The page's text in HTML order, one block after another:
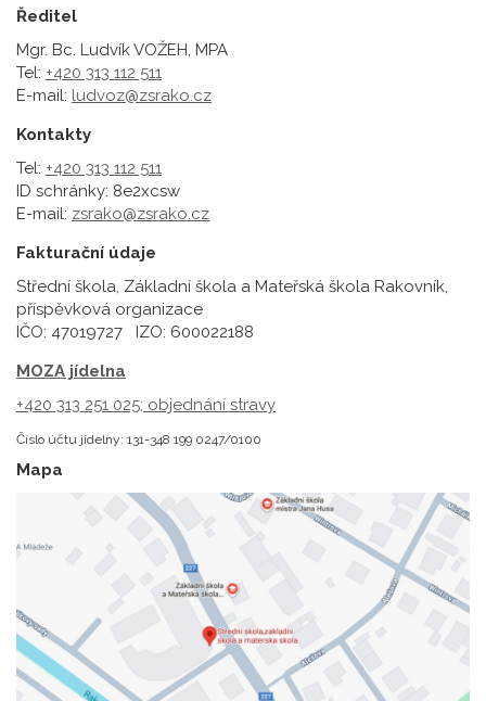
Ředitel
Mgr. Bc. Ludvík VOŽEH, MPA
Tel: +420 313 112 511
E-mail: ludvoz@zsrako.cz
Kontakty
Tel: +420 313 112 511
ID schránky: 8e2xcsw
E-mail: zsrako@zsrako.cz
Fakturační údaje
Střední škola, Základní škola a Mateřská škola Rakovník,
příspěvková organizace
IČO: 47019727 IZO: 600022188
MOZA jídelna
+420 313 251 025; objednání stravy
Číslo účtu jídelny: 131-348 199 0247/0100
Mapa